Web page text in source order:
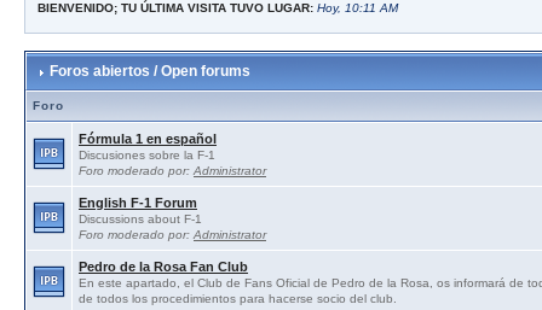
BIENVENIDO; TU ÚLTIMA VISITA TUVO LUGAR: Hoy, 10:11 AM
Foros abiertos / Open forums
Foro
Fórmula 1 en español
Discusiones sobre la F-1
Foro moderado por: Administrator
English F-1 Forum
Discussions about F-1
Foro moderado por: Administrator
Pedro de la Rosa Fan Club
En este apartado, el Club de Fans Oficial de Pedro de la Rosa, os informará de
de todos los procedimientos para hacerse socio del club.